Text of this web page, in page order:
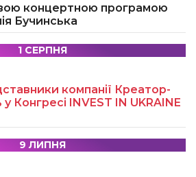
концертною програмою
Бучинська
1 СЕРПНЯ
компанії Креатор-
Конгресі INVEST IN UKRAINE
9 ЛИПНЯ